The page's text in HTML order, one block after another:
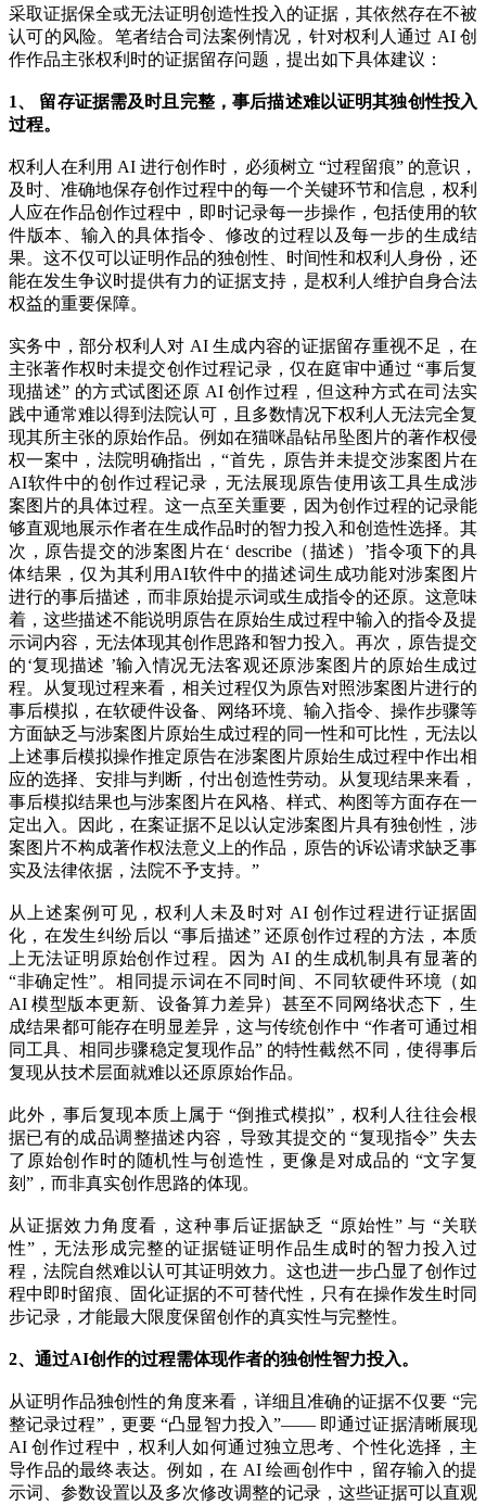
采取证据保全或无法证明创造性投入的证据，其依然存在不被
认可的风险。笔者结合司法案例情况，针对权利人通过 AI 创
作作品主张权利时的证据留存问题，提出如下具体建议：
1、
留存证据需及时且完整，事后描述难以证明其独创性投入
过程。
权利人在利用 AI 进行创作时，必须树立 “过程留痕” 的意识，
及时、准确地保存创作过程中的每一个关键环节和信息，权利
人应在作品创作过程中，即时记录每一步操作，包括使用的软
件版本、输入的具体指令、修改的过程以及每一步的生成结
果。这不仅可以证明作品的独创性、时间性和权利人身份，还
能在发生争议时提供有力的证据支持，是权利人维护自身合法
权益的重要保障。
实务中，部分权利人对 AI 生成内容的证据留存重视不足，在
主张著作权时未提交创作过程记录，仅在庭审中通过 “事后复
现描述” 的方式试图还原 AI 创作过程，但这种方式在司法实
践中通常难以得到法院认可，且多数情况下权利人无法完全复
现其所主张的原始作品。例如在猫咪晶钻吊坠图片的著作权侵
权一案中，法院明确指出，“首先，原告并未提交涉案图片在
AI软件中的创作过程记录，无法展现原告使用该工具生成涉
案图片的具体过程。这一点至关重要，因为创作过程的记录能
够直观地展示作者在生成作品时的智力投入和创造性选择。其
次，原告提交的涉案图片在‘ describe（描述）’指令项下的具
体结果，仅为其利用AI软件中的描述词生成功能对涉案图片
进行的事后描述，而非原始提示词或生成指令的还原。这意味
着，这些描述不能说明原告在原始生成过程中输入的指令及提
示词内容，无法体现其创作思路和智力投入。再次，原告提交
的‘复现描述 ’输入情况无法客观还原涉案图片的原始生成过
程。从复现过程来看，相关过程仅为原告对照涉案图片进行的
事后模拟，在软硬件设备、网络环境、输入指令、操作步骤等
方面缺乏与涉案图片原始生成过程的同一性和可比性，无法以
上述事后模拟操作推定原告在涉案图片原始生成过程中作出相
应的选择、安排与判断，付出创造性劳动。从复现结果来看，
事后模拟结果也与涉案图片在风格、样式、构图等方面存在一
定出入。因此，在案证据不足以认定涉案图片具有独创性，涉
案图片不构成著作权法意义上的作品，原告的诉讼请求缺乏事
实及法律依据，法院不予支持。”
从上述案例可见，权利人未及时对 AI 创作过程进行证据固
化，在发生纠纷后以 “事后描述” 还原创作过程的方法，本质
上无法证明原始创作过程。因为 AI 的生成机制具有显著的
“非确定性”。相同提示词在不同时间、不同软硬件环境（如
AI 模型版本更新、设备算力差异）甚至不同网络状态下，生
成结果都可能存在明显差异，这与传统创作中 “作者可通过相
同工具、相同步骤稳定复现作品” 的特性截然不同，使得事后
复现从技术层面就难以还原原始作品。
此外，事后复现本质上属于 “倒推式模拟”，权利人往往会根
据已有的成品调整描述内容，导致其提交的 “复现指令” 失去
了原始创作时的随机性与创造性，更像是对成品的 “文字复
刻”，而非真实创作思路的体现。
从证据效力角度看，这种事后证据缺乏 “原始性” 与 “关联
性”，无法形成完整的证据链证明作品生成时的智力投入过
程，法院自然难以认可其证明效力。这也进一步凸显了创作过
程中即时留痕、固化证据的不可替代性，只有在操作发生时同
步记录，才能最大限度保留创作的真实性与完整性。
2、通过AI创作的过程需体现作者的独创性智力投入。
从证明作品独创性的角度来看，详细且准确的证据不仅要 “完
整记录过程”，更要 “凸显智力投入”—— 即通过证据清晰展现
AI 创作过程中，权利人如何通过独立思考、个性化选择，主
导作品的最终表达。例如，在 AI 绘画创作中，留存输入的提
示词、参数设置以及多次修改调整的记录，这些证据可以直观